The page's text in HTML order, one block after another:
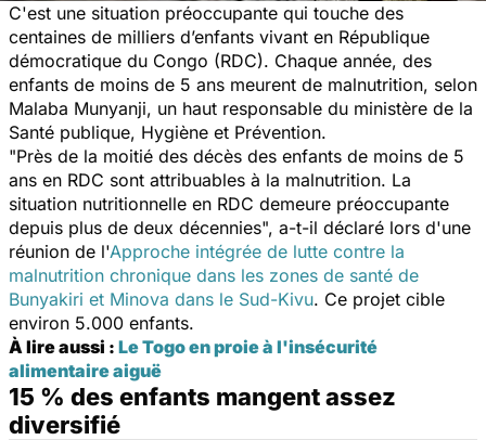
C'est une situation préoccupante qui touche des
centaines de milliers d’enfants vivant en République
démocratique du Congo (RDC). Chaque année, des
enfants de moins de 5 ans meurent de malnutrition, selon
Malaba Munyanji, un haut responsable du ministère de la
Santé publique, Hygiène et Prévention.
"Près de la moitié des décès des enfants de moins de 5
ans en RDC sont attribuables à la malnutrition. La
situation nutritionnelle en RDC demeure préoccupante
depuis plus de deux décennies", a-t-il déclaré lors d'une
réunion de l'Approche intégrée de lutte contre la
malnutrition chronique dans les zones de santé de
Bunyakiri et Minova dans le Sud-Kivu. Ce projet cible
environ 5.000 enfants.
À lire aussi : Le Togo en proie à l'insécurité
alimentaire aiguë
15 % des enfants mangent assez
diversifié